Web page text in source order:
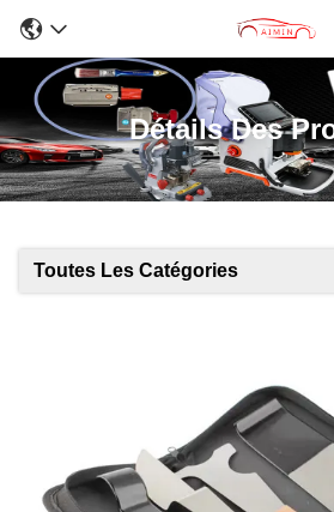
Détails Des
Toutes Les Catégories